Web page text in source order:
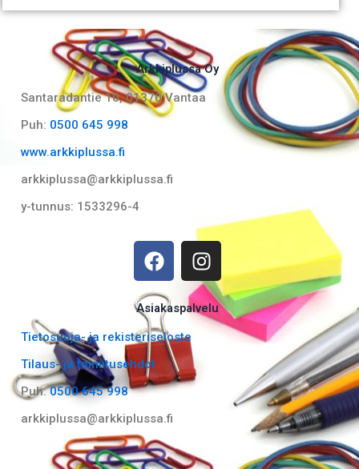
Arkkiplussa Oy
Santaradantie 10, 01370 Vantaa​
Puh: 0500 645 998
www.arkkiplussa.fi
arkkiplussa@arkkiplussa.fi
y-tunnus: 1533296-4
F
a
c
e
b
o
o
k
I
n
s
t
a
Asiakaspalvelu
Tietosuoja- ja rekisteriseloste
Tilaus- ja toimitusehdot
Puh:0500 645 998
arkkiplussa@arkkiplussa.fi